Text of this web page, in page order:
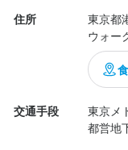
・烏龍茶　680円
チヂミは周りはさく
九条葱がたっぷり入
油っぽくないので食
素材の旨みが感じら
住所
東京都
ウォー
交通手段
東京メ
都営地
最終更新日2026/01/29
最終更新日2026/01/29